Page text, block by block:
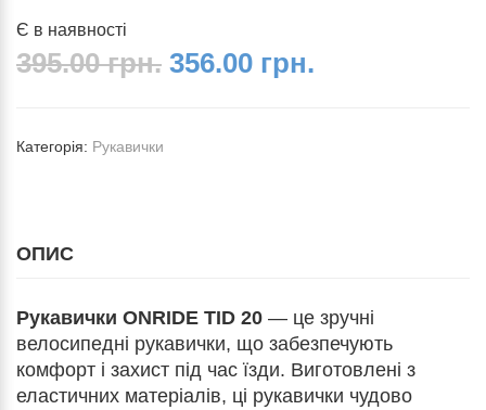
Є в наявності
395.00 грн. 356.00 грн.
Категорія: Рукавички
ОПИС
Рукавички ONRIDE TID 20 — це зручні
велосипедні рукавички, що забезпечують
комфорт і захист під час їзди. Виготовлені з
еластичних матеріалів, ці рукавички чудово